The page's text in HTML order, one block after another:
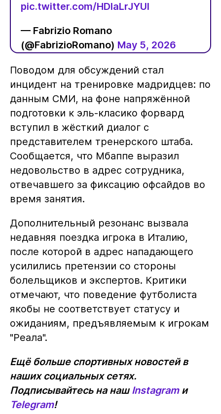
pic.twitter.com/HDIaLrJYUI
— Fabrizio Romano
(@FabrizioRomano) May 5, 2026
Поводом для обсуждений стал
инцидент на тренировке мадридцев: по
данным СМИ, на фоне напряжённой
подготовки к эль-класико форвард
вступил в жёсткий диалог с
представителем тренерского штаба.
Сообщается, что Мбаппе выразил
недовольство в адрес сотрудника,
отвечавшего за фиксацию офсайдов во
время занятия.
Дополнительный резонанс вызвала
недавняя поездка игрока в Италию,
после которой в адрес нападающего
усилились претензии со стороны
болельщиков и экспертов. Критики
отмечают, что поведение футболиста
якобы не соответствует статусу и
ожиданиям, предъявляемым к игрокам
"Реала".
Ещё больше спортивных новостей в
наших социальных сетях.
Подписывайтесь на нашInstagramи
Telegram!